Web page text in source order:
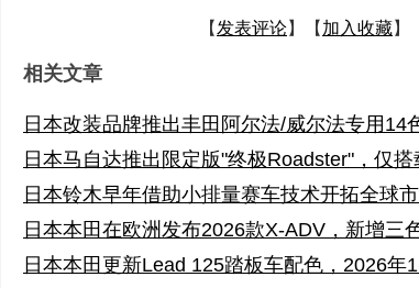
【 发表评论】【 加入收藏】
相关文章
日本改装品牌推出丰田阿尔法/威尔法专用14
日本马自达推出限定版"终极Roadster"，仅
日本铃木早年借助小排量赛车技术开拓全球
日本本田在欧洲发布2026款X-ADV，新增三
日本本田更新Lead 125踏板车配色，2026年